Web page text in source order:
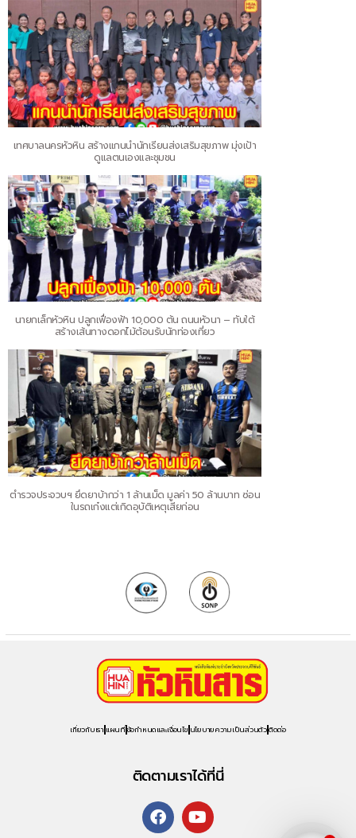
เทศบาลนครหัวหิน สร้างแกนนำนักเรียนส่งเสริมสุขภาพ มุ่งเป้า
ดูแลตนเองและชุมชน
นายกเล็กหัวหิน ปลูกเฟื่องฟ้า 10,000 ต้น ถนนหัวนา – ทับใต้
สร้างเส้นทางดอกไม้ต้อนรับนักท่องเที่ยว
ตำรวจประจวบฯ ยึดยาบ้ากว่า 1 ล้านเม็ด มูลค่า 50 ล้านบาท ซ่อน
ในรถเก๋งแต่เกิดอุบัติเหตุเสียก่อน
เกี่ยวกับเรา แผนที่ข้อกำหนดและเงื่อนไข นโยบายความเป็นส่วนตัวติดต่อ
ติดตามเราได้ที่นี่